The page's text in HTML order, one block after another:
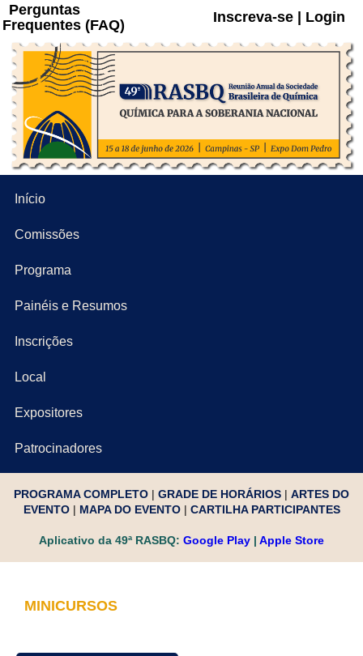
Perguntas
Frequentes (FAQ)
Inscreva-se | Login
Início
Comissões
Programa
Painéis e Resumos
Inscrições
Local
Expositores
Patrocinadores
PROGRAMA COMPLETO | GRADE DE HORÁRIOS | ARTES DO
EVENTO| MAPA DO EVENTO| CARTILHA PARTICIPANTES
Aplicativo da 49ª RASBQ: Google Play | Apple Store
MINICURSOS